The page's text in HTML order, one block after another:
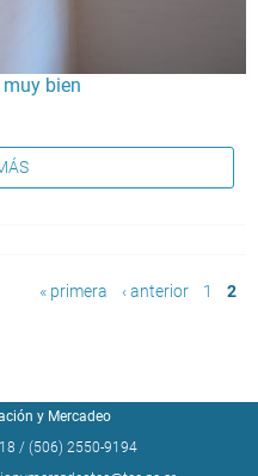
muy bien
« primera ‹ anterior 1 2
y Mercadeo
/ (506) 2550-9194